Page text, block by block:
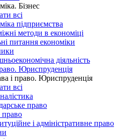
Бізнес
всі
підприємства
методи в економіці
питання економіки
діяльність
Юриспруденція
і право. Юриспруденція
всі
право
і адміністративне право